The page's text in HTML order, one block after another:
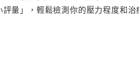
量」，輕鬆檢測你的壓力程度和治